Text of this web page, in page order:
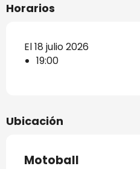
Horarios
El 18 julio 2026
19:00
Ubicación
Motoball